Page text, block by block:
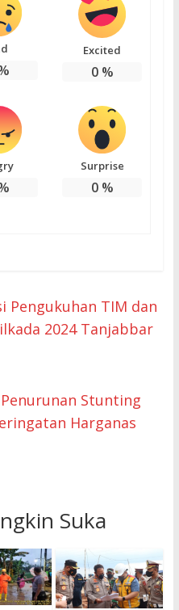
Excited
0%
Surprise
0%
Pengukuhan TIM dan
2024 Tanjabbar
Stunting
Harganas
Suka